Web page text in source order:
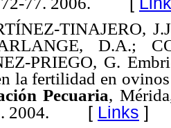
TINAJERO,
D.A.;
PRIEGO, G.
la fertilidad en
Pecuaria,
2004. [ Links ]